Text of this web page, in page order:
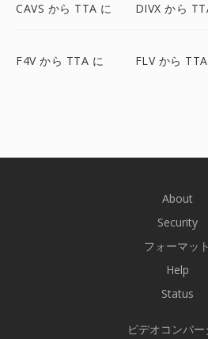
CAVS から TTA に DIVX から
F4V から TTA に FLV から
About
Security
フォーマット
Help
Status
ビデオコンバー